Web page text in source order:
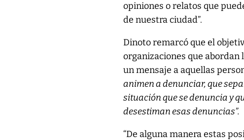
opiniones o relatos que
de nuestra ciudad”.
Dinoto remarcó que el
organizaciones que
un mensaje a aquellas
animen a denunciar, que
situación que se denuncia y
desestiman esas denuncias”.
“De alguna manera estas